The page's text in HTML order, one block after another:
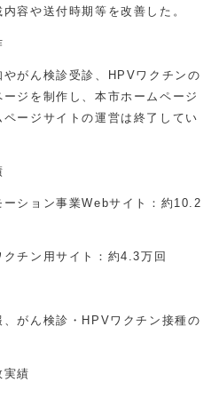
内容や送付時期等を改善した。
ん検診受診、HPVワクチンの
ジを制作し、本市ホームページ
ージサイトの運営は終了してい
ョン事業Webサイト：約10.2
ン用サイト：約4.3万回
ん検診・HPVワクチン接種の
実績